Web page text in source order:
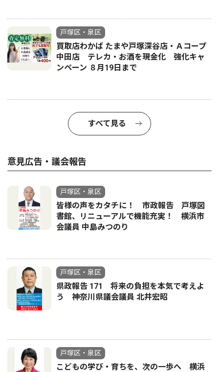
戸塚区・泉区
買取店わかば たまや戸塚深谷店・Ａコープ
中田店 テレカ・お酒を現金化 強化キャ
ンペーン ８月19日まで
すべて見る
意見広告・議会報告
戸塚区・泉区
皆様の声をカタチに！ 市政報告 戸塚図
書館、リニューアルで機能充実！ 横浜市
会議員 中島みつのり
戸塚区・泉区
県政報告 171 将来の負担を本気で考えよ
う 神奈川県議会議員 北井宏昭
戸塚区・泉区
こどもの学び・育ちを、次の一歩へ 横浜